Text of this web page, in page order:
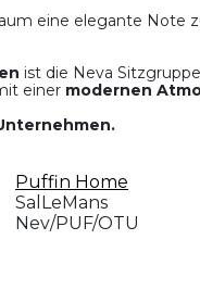
eine elegante Note
ist die Neva
einer modernen
Puffin Home
SalLeMans
Nev/PUF/OTU